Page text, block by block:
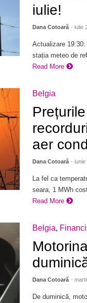
iulie!
Dana Cotoară - iulie
Actualizare
stația meteo de
Read More
Belgia
aer
Dana Cotoară - iunie
La fel ca
seara, 1 MWh
Read More
Belgia,
Dana Cotoară -
De duminică,